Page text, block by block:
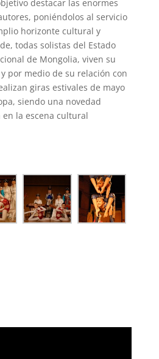
destacar las enormes
poniéndolos al servicio
horizonte cultural y
todas solistas del Estado
de Mongolia, viven su
por medio de su relación con
giras estivales de mayo
siendo una novedad
la escena cultural